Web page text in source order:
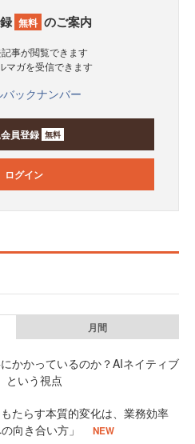
無料 のご案内
記事が閲覧できます
マガを受信できます
バックナンバー
員登録 無料
ログイン
月間
かかっているのか？AIネイティブ
という視点
たらす本質的変化は、業務効率
向き合い方」
NEW